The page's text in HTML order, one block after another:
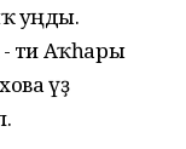
уңды.
- ти Аҡһары
үҙ